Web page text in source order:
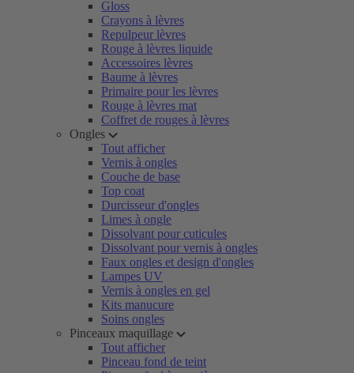
Gloss
Crayons à lèvres
Repulpeur lèvres
Rouge à lèvres liquide
Accessoires lèvres
Baume à lèvres
Primaire pour les lèvres
Rouge à lèvres mat
Coffret de rouges à lèvres
Ongles
Tout afficher
Vernis à ongles
Couche de base
Top coat
Durcisseur d'ongles
Limes à ongle
Dissolvant pour cuticules
Dissolvant pour vernis à ongles
Faux ongles et design d'ongles
Lampes UV
Vernis à ongles en gel
Kits manucure
Soins ongles
Pinceaux maquillage
Tout afficher
Pinceau fond de teint